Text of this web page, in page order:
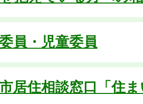
員・児童委員
居住相談窓口「住